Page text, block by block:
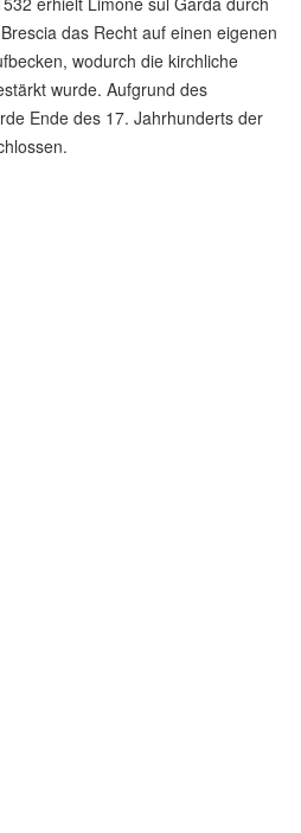
das Recht auf einen eigenen
wodurch die kirchliche
wurde. Aufgrund des
Ende des 17. Jahrhunderts der